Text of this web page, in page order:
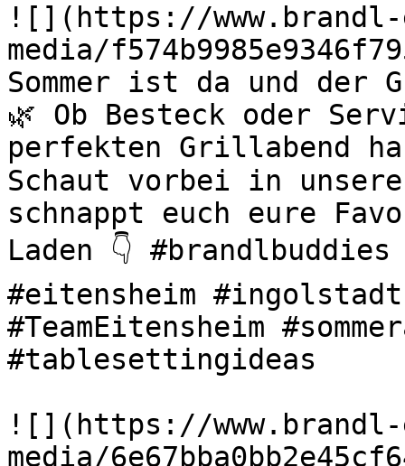
![](https://
media/
Sommer ist da und
🌿 Ob Besteck oder
perfekten Grillabend
Schaut vorbei in
schnappt euch eure
Laden 👇
#eitensheim
#TeamEitensheim
#tablesettingideas
![](https://
media/